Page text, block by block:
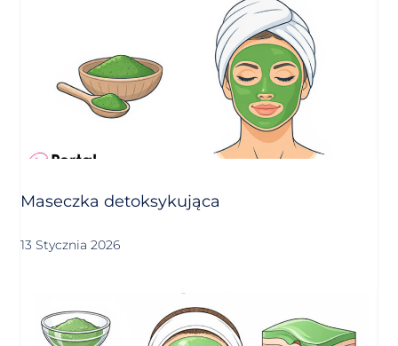
Maseczka detoksykująca
13 Stycznia 2026